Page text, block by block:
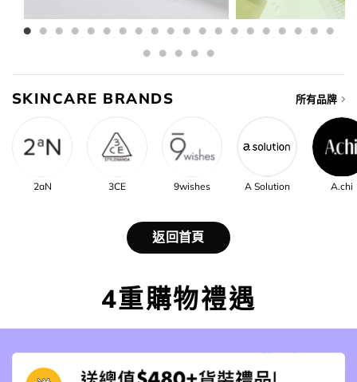
SKINCARE BRANDS 所有品牌
2aN 3CE 9wishes A Solution A.chi
返回首頁
4重購物禮遇